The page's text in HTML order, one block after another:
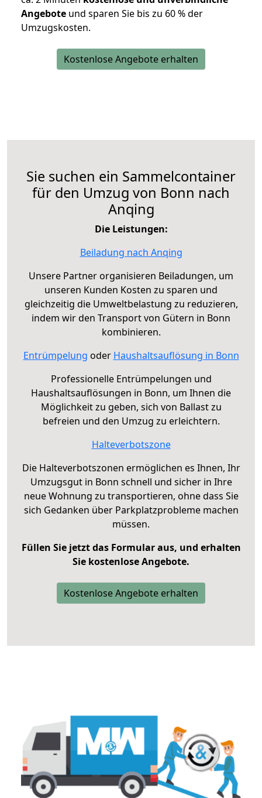
Angebote und sparen Sie bis zu 60 % der
Umzugskosten.
Kostenlose Angebote erhalten
Sie suchen ein Sammelcontainer
für den Umzug von Bonn nach
Anqing
Die Leistungen:
Beiladung nach Anqing
Unsere Partner organisieren Beiladungen, um
unseren Kunden Kosten zu sparen und
gleichzeitig die Umweltbelastung zu reduzieren,
indem wir den Transport von Gütern in Bonn
kombinieren.
Entrümpelung oder Haushaltsauflösung in Bonn
Professionelle Entrümpelungen und
Haushaltsauflösungen in Bonn, um Ihnen die
Möglichkeit zu geben, sich von Ballast zu
befreien und den Umzug zu erleichtern.
Halteverbotszone
Die Halteverbotszonen ermöglichen es Ihnen, Ihr
Umzugsgut in Bonn schnell und sicher in Ihre
neue Wohnung zu transportieren, ohne dass Sie
sich Gedanken über Parkplatzprobleme machen
müssen.
Füllen Sie jetzt das Formular aus, und erhalten
Sie kostenlose Angebote.
Kostenlose Angebote erhalten